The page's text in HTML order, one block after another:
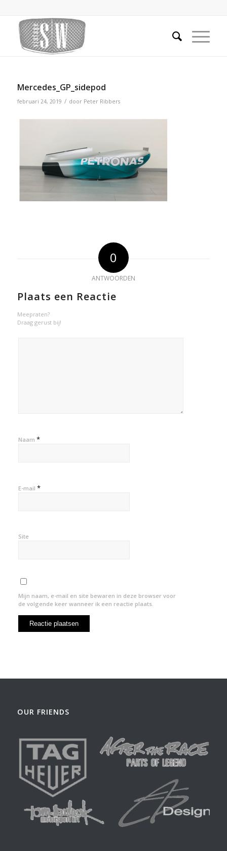
Mercedes_GP_sidepod
februari 24, 2019 / door Peter Ribbers
0
ANTWOORDEN
Plaats een Reactie
Meepraten?
Draag gerust bij!
Naam *
E-mail *
Site
Mijn naam, e-mail en site bewaren in deze browser voor
de volgende keer wanneer ik een reactie plaats.
OUR FRIENDS